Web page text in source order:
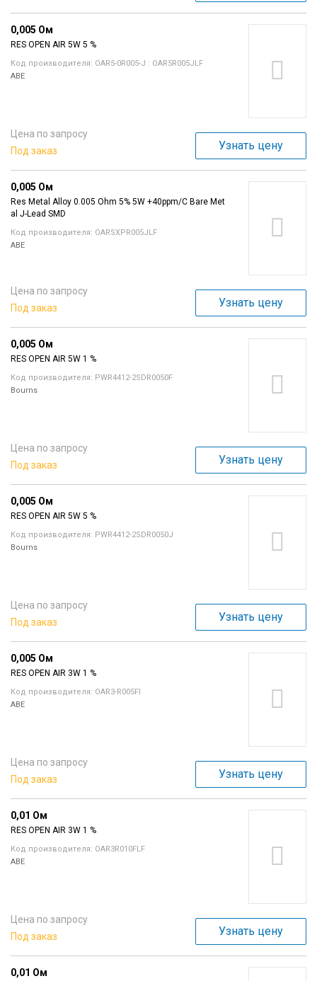
0,005 Ом
RES OPEN AIR 5W 5 %
Код производителя: OAR5-0R005-J : OAR5R005JLF
ABE
Цена по запросу
Под заказ
Узнать цену
0,005 Ом
Res Metal Alloy 0.005 Ohm 5% 5W +40ppm/C Bare Met
al J-Lead SMD
Код производителя: OARSXPR005JLF
ABE
Цена по запросу
Под заказ
Узнать цену
0,005 Ом
RES OPEN AIR 5W 1 %
Код производителя: PWR4412-2SDR0050F
Bourns
Цена по запросу
Под заказ
Узнать цену
0,005 Ом
RES OPEN AIR 5W 5 %
Код производителя: PWR4412-2SDR0050J
Bourns
Цена по запросу
Под заказ
Узнать цену
0,005 Ом
RES OPEN AIR 3W 1 %
Код производителя: OAR3-R005FI
ABE
Цена по запросу
Под заказ
Узнать цену
0,01 Ом
RES OPEN AIR 3W 1 %
Код производителя: OAR3R010FLF
ABE
Цена по запросу
Под заказ
Узнать цену
0,01 Ом